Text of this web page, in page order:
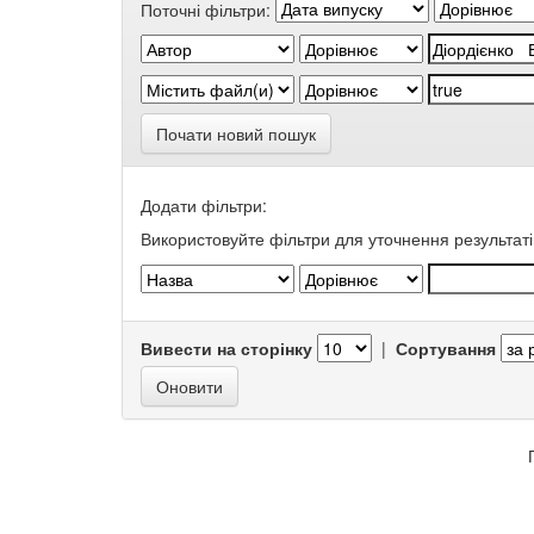
Поточні фільтри:
Почати новий пошук
Додати фільтри:
Використовуйте фільтри для уточнення
Вивести на сторінку | Сортування